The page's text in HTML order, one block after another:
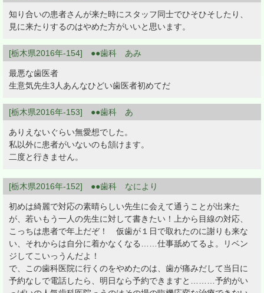
知り合いの患者さんが来た時にスタッフ同士でひそひそしたり、
見に来たりするのはやめた方がいいと思います。
[栃木県2016年-154] ●●歯科 あみ
最悪な歯医者
生意気先生3人あんなひどい歯医者初めてだ
[栃木県2016年-153] ●●歯科 あ
ありえないぐらい無愛想でした。
私以外に患者がいないのも頷けます。
二度と行きません。
[栃木県2016年-152] ●●歯科 なにより
初めは綺麗で対応の素晴らしい先生に会えて通うことが出来た
が、若いもう一人の先生に対して書きたい！上から目線の対応、
こっちは患者で年上だぞ！ 仮歯が１日で取れたのに謝りも来な
い、それからは自分に着かなくなる……仕事舐めてるよ。リベン
ジしてこいっうんだよ！
で、この歯科医院に行くのをやめたのは、歯が痛みだして当日に
予約なしで電話したら、明日なら予約できますと………予約がい